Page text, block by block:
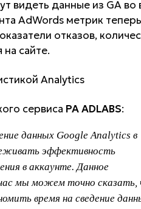
видеть данные из GA во
AdWords метрик
отказов,
сайте.
сервиса РА ADLABS:
данных Google Analytics в
эффективность
в аккаунте. Данное
мы можем точно сказать,
время на сведение